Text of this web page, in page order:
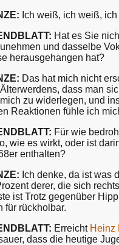
Ich weiß, ich weiß,
Hat es Sie
und dasselbe
herausgehangen hat?
Das hat mich nicht
dass man
zu widerlegen, und
Reaktionen fühle ich
Für wie
wie es wirkt, oder ist
enthalten?
Ich denke, da ist was
derer, die sich
ist Trotz gegenüber
für rückholbar.
Erreicht Heinz
dass die heutige